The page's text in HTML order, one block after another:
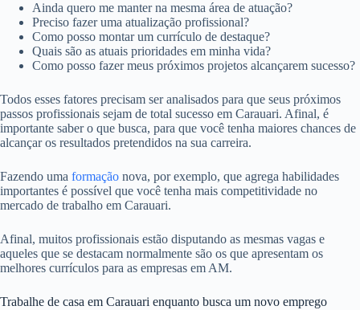
Ainda quero me manter na mesma área de atuação?
Preciso fazer uma atualização profissional?
Como posso montar um currículo de destaque?
Quais são as atuais prioridades em minha vida?
Como posso fazer meus próximos projetos alcançarem sucesso?
Todos esses fatores precisam ser analisados para que seus próximos
passos profissionais sejam de total sucesso em Carauari. Afinal, é
importante saber o que busca, para que você tenha maiores chances de
alcançar os resultados pretendidos na sua carreira.
Fazendo uma formação nova, por exemplo, que agrega habilidades
importantes é possível que você tenha mais competitividade no
mercado de trabalho em Carauari.
Afinal, muitos profissionais estão disputando as mesmas vagas e
aqueles que se destacam normalmente são os que apresentam os
melhores currículos para as empresas em AM.
Trabalhe de casa em Carauari enquanto busca um novo emprego